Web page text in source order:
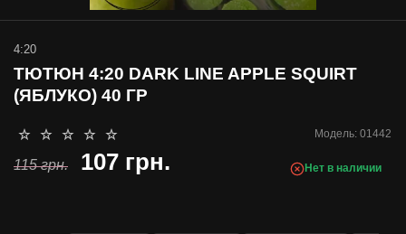
Модель: 01442
4:20
ТЮТЮН 4:20 DARK LINE APPLE SQUIRT
(ЯБЛУКО) 40 ГР
Нет в наличии
115 грн. 107 грн.